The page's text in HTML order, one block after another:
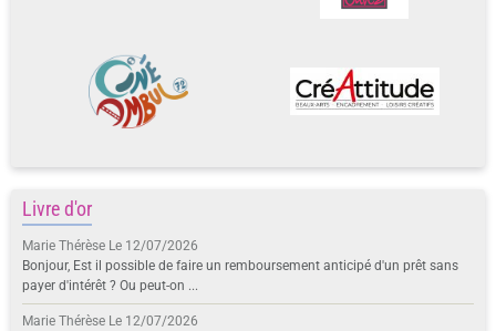
Livre d'or
Marie Thérèse Le 12/07/2026
Bonjour, Est il possible de faire un remboursement anticipé d'un prêt sans
payer d'intérêt ? Ou peut-on ...
Marie Thérèse Le 12/07/2026